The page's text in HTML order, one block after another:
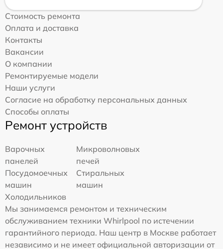
Стоимость ремонта
Оплата и доставка
Контакты
Вакансии
О компании
Ремонтируемые модели
Наши услуги
Согласие на обработку персональных данных
Способы оплаты
Ремонт устройств
Варочных
панелей
Микроволновых
печей
Посудомоечных
машин
Стиральных
машин
Холодильников
Мы занимаемся ремонтом и техническим
обслуживанием техники Whirlpool по истечении
гарантийного периода. Наш центр в Москве работает
независимо и не имеет официальной авторизации от